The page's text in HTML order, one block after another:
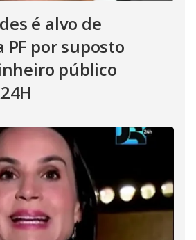
é alvo de
PF por suposto
público